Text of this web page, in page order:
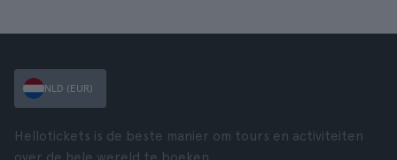
NLD (EUR)
Hellotickets is de beste manier om tours en activiteiten